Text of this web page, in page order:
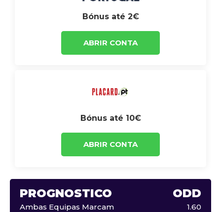
Bónus até 2€
ABRIR CONTA
Bónus até 10€
ABRIR CONTA
PROGNÓSTICO ODD
Ambas Equipas Marcam 1.60